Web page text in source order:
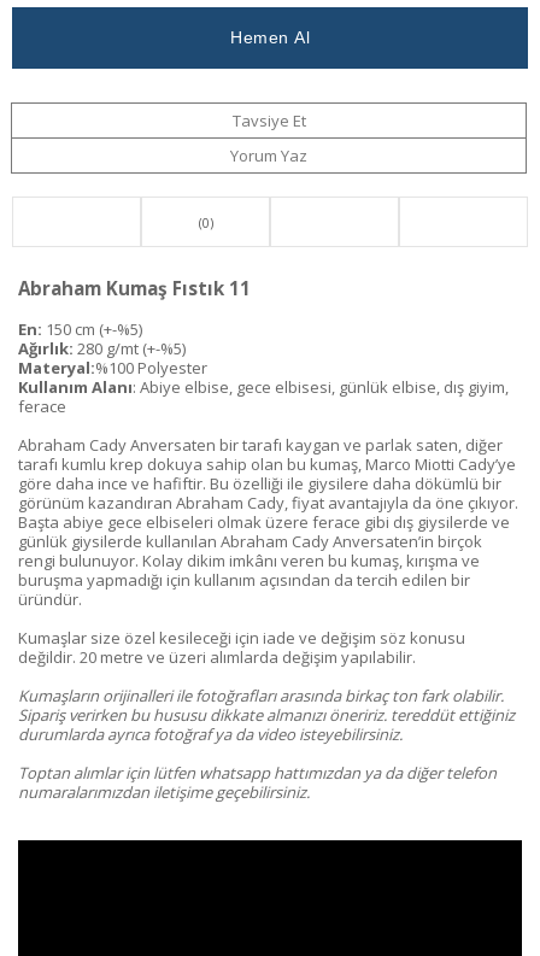
Ver
Tavsiye Et
Yorum Yaz
(0)
Abraham Kumaş Fıstık 11
En: 150 cm (+-%5)
Ağırlık: 280 g/mt (+-%5)
Materyal:%100 Polyester
Kullanım Alanı: Abiye elbise, gece elbisesi, günlük elbise, dış giyim,
ferace
Abraham Cady Anversaten bir tarafı kaygan ve parlak saten, diğer
tarafı kumlu krep dokuya sahip olan bu kumaş, Marco Miotti Cady’ye
göre daha ince ve hafiftir. Bu özelliği ile giysilere daha dökümlü bir
görünüm kazandıran Abraham Cady, fiyat avantajıyla da öne çıkıyor.
Başta abiye gece elbiseleri olmak üzere ferace gibi dış giysilerde ve
günlük giysilerde kullanılan Abraham Cady Anversaten’in birçok
rengi bulunuyor. Kolay dikim imkânı veren bu kumaş, kırışma ve
buruşma yapmadığı için kullanım açısından da tercih edilen bir
üründür.
Kumaşlar size özel kesileceği için iade ve değişim söz konusu
değildir. 20 metre ve üzeri alımlarda değişim yapılabilir.
Kumaşların orijinalleri ile fotoğrafları arasında birkaç ton fark olabilir.
Sipariş verirken bu hususu dikkate almanızı öneririz. tereddüt ettiğiniz
durumlarda ayrıca fotoğraf ya da video isteyebilirsiniz.
Toptan alımlar için lütfen whatsapp hattımızdan ya da diğer telefon
numaralarımızdan iletişime geçebilirsiniz.